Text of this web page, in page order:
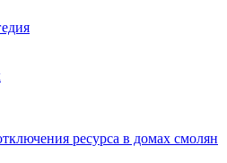
ресурса в домах смолян